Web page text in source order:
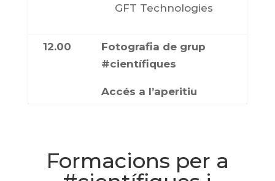
GFT Technologies
12.00
Fotografia de grup
#científiques
Accés a l’aperitiu
Formacions per a